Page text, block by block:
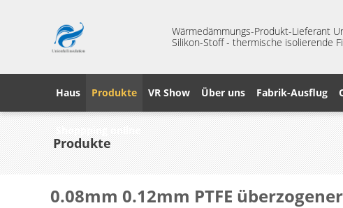
Wärmedämmungs-Produkt-Lieferant
Silikon-Stoff - thermische isolierende
Haus Produkte VR Show Über uns Fabrik-Ausflug
Shoppping online
Produkte
0.08mm 0.12mm PTFE